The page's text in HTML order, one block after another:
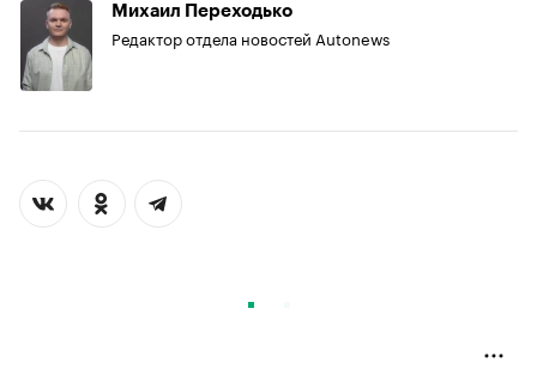
Михаил Переходько
Редактор отдела новостей Autonews